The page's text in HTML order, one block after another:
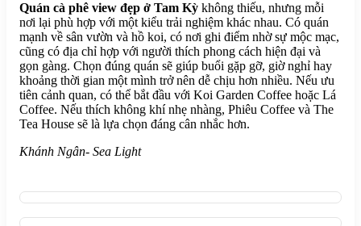
Quán cà phê view đẹp ở Tam Kỳ không thiếu, nhưng mỗi
nơi lại phù hợp với một kiểu trải nghiệm khác nhau. Có quán
mạnh về sân vườn và hồ koi, có nơi ghi điểm nhờ sự mộc mạc,
cũng có địa chỉ hợp với người thích phong cách hiện đại và
gọn gàng. Chọn đúng quán sẽ giúp buổi gặp gỡ, giờ nghỉ hay
khoảng thời gian một mình trở nên dễ chịu hơn nhiều. Nếu ưu
tiên cảnh quan, có thể bắt đầu với Koi Garden Coffee hoặc Lá
Coffee. Nếu thích không khí nhẹ nhàng, Phiêu Coffee và The
Tea House sẽ là lựa chọn đáng cân nhắc hơn.
Khánh Ngân- Sea Light